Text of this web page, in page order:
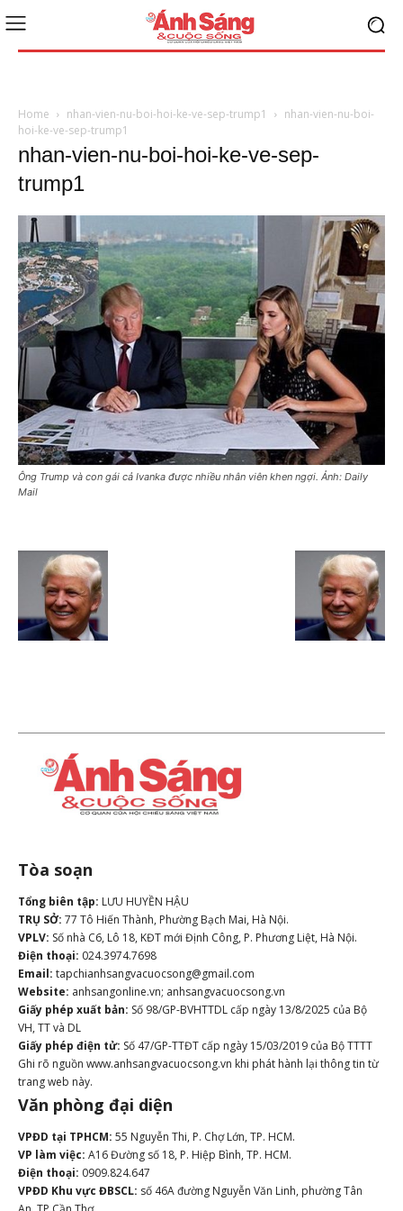
Home nhan-vien-nu-boi-hoi-ke-ve-sep-trump1
nhan-vien-nu-boi-
hoi-ke-ve-sep-trump1
nhan-vien-nu-boi-hoi-ke-ve-sep-
trump1
Ông Trump và con gái cả Ivanka được nhiều nhân viên khen ngợi. Ảnh: Daily
Mail
Tòa soạn
Tổng biên tập: LƯU HUYỀN HẬU
TRỤ SỞ: 77 Tô Hiến Thành, Phường Bạch Mai, Hà Nội.
VPLV: Số nhà C6, Lô 18, KĐT mới Định Công, P. Phương Liệt, Hà Nội.
Điện thoại: 024.3974.7698
Email: tapchianhsangvacuocsong@gmail.com
Website: anhsangonline.vn; anhsangvacuocsong.vn
Giấy phép xuất bản: Số 98/GP-BVHTTDL cấp ngày 13/8/2025 của Bộ
VH, TT và DL
Giấy phép điện tử: Số 47/GP-TTĐT cấp ngày 15/03/2019 của Bộ TTTT
Ghi rõ nguồn www.anhsangvacuocsong.vn khi phát hành lại thông tin từ
trang web này.
Văn phòng đại diện
VPĐD tại TPHCM: 55 Nguyễn Thi, P. Chợ Lớn, TP. HCM.
VP làm việc: A16 Đường số 18, P. Hiệp Bình, TP. HCM.
Điện thoại: 0909.824.647
VPĐD Khu vực ĐBSCL: số 46A đường Nguyễn Văn Linh, phường Tân